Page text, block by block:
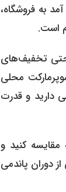
به فروشگاه،
است.
حتی تخفیف‌های
محلی
دارید و قدرت
کنید و
دوران پاندمی